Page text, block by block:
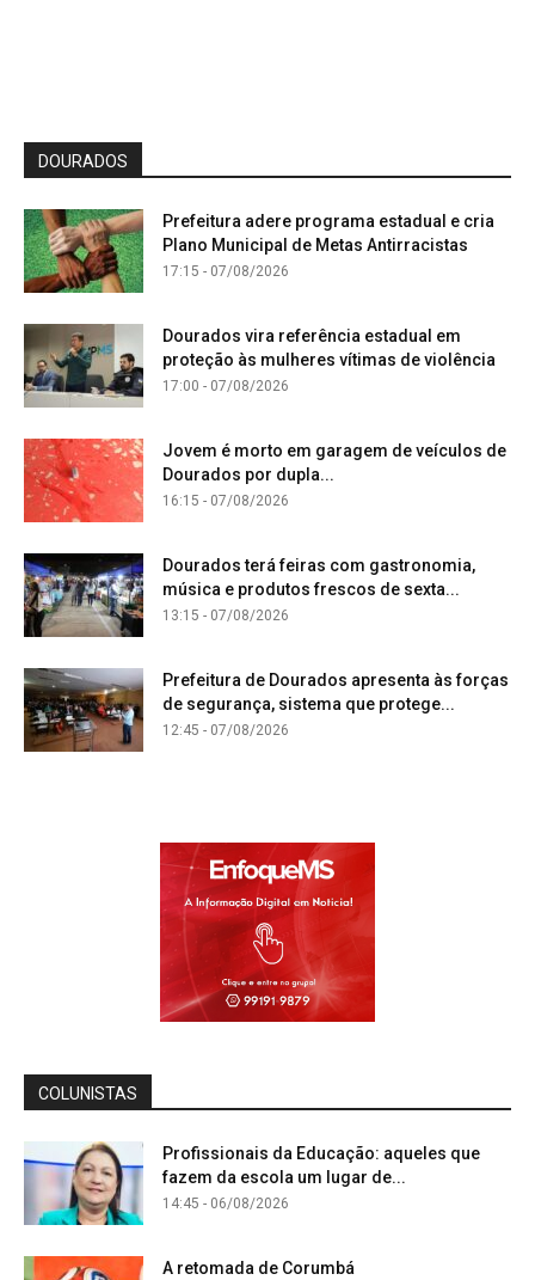
DOURADOS
Prefeitura adere programa estadual e cria
Plano Municipal de Metas Antirracistas
17:15 - 07/08/2026
Dourados vira referência estadual em
proteção às mulheres vítimas de violência
17:00 - 07/08/2026
Jovem é morto em garagem de veículos de
Dourados por dupla...
16:15 - 07/08/2026
Dourados terá feiras com gastronomia,
música e produtos frescos de sexta...
13:15 - 07/08/2026
Prefeitura de Dourados apresenta às forças
de segurança, sistema que protege...
12:45 - 07/08/2026
COLUNISTAS
Profissionais da Educação: aqueles que
fazem da escola um lugar de...
14:45 - 06/08/2026
A retomada de Corumbá